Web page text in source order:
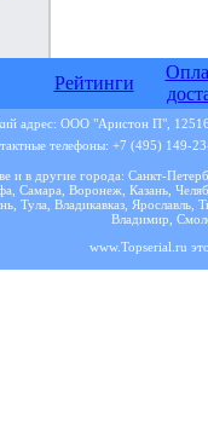
Рейтинги
адрес: ООО "Аристон П",
телефоны: +7 (495) 149-
и в другие города: Санкт-
Самара, Воронеж, Казань,
Тула, Владикавказ, Ярославль,
Владимир,
www.Topserial.ru